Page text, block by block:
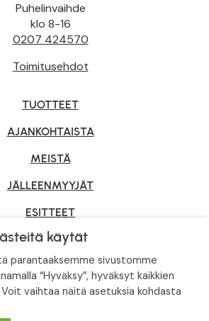
Puhelinvaihde
klo 8-16
0207 424570
Toimitusehdot
TUOTTEET
AJANKOHTAISTA
MEISTÄ
JÄLLEENMYYJÄT
ESITTEET
YRITYSMYYNTI
käytät
parantaaksemme sivustomme
“Hyväksy”, hyväksyt kaikkien
vaihtaa näitä asetuksia kohdasta